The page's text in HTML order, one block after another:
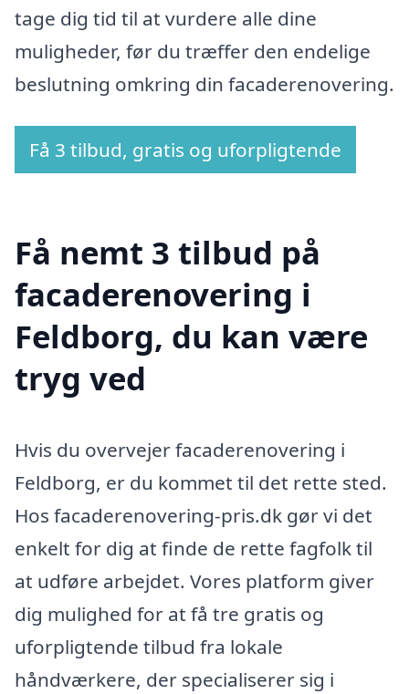
tage dig tid til at vurdere alle dine
muligheder, før du træffer den endelige
beslutning omkring din facaderenovering.
Få 3 tilbud, gratis og uforpligtende
Få nemt 3 tilbud på
facaderenovering i
Feldborg, du kan være
tryg ved
Hvis du overvejer facaderenovering i
Feldborg, er du kommet til det rette sted.
Hos facaderenovering-pris.dk gør vi det
enkelt for dig at finde de rette fagfolk til
at udføre arbejdet. Vores platform giver
dig mulighed for at få tre gratis og
uforpligtende tilbud fra lokale
håndværkere, der specialiserer sig i